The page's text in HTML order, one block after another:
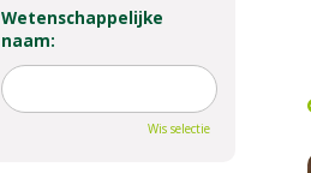
Wetenschappelijke
naam:
Wis selectie